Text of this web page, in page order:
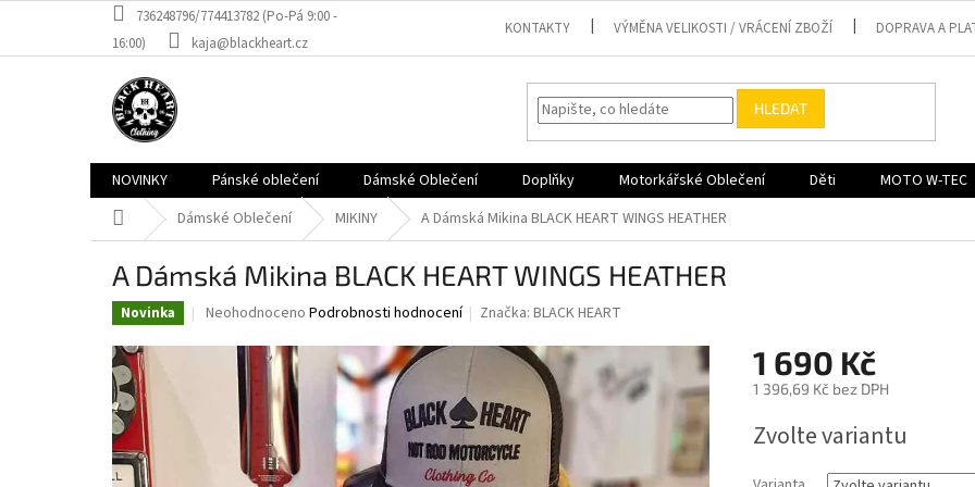
obsah
736248796/774413782 (Po-Pá 9:00 -
16:00)
kaja@blackheart.cz
KONTAKTY VÝMĚNA VELIKOSTI / VRÁCENÍ ZBOŽÍ DOPRAVA A
HLEDAT
NOVINKY Pánské oblečení Dámské Oblečení Doplňky Motorkářské Oblečení Děti MOTO W-TEC
Domů Dámské Oblečení MIKINY A Dámská Mikina BLACK HEART WINGS HEATHER
A Dámská Mikina BLACK HEART WINGS HEATHER
Novinka
Průměrné
produktu
hvězdiček.
Neohodnoceno Podrobnosti hodnocení Značka:BLACK HEART
1 690 Kč
1 396,69 Kč bez DPH
cena:
Zvolte variantu